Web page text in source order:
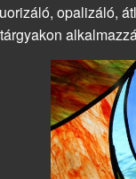
opalizáló,